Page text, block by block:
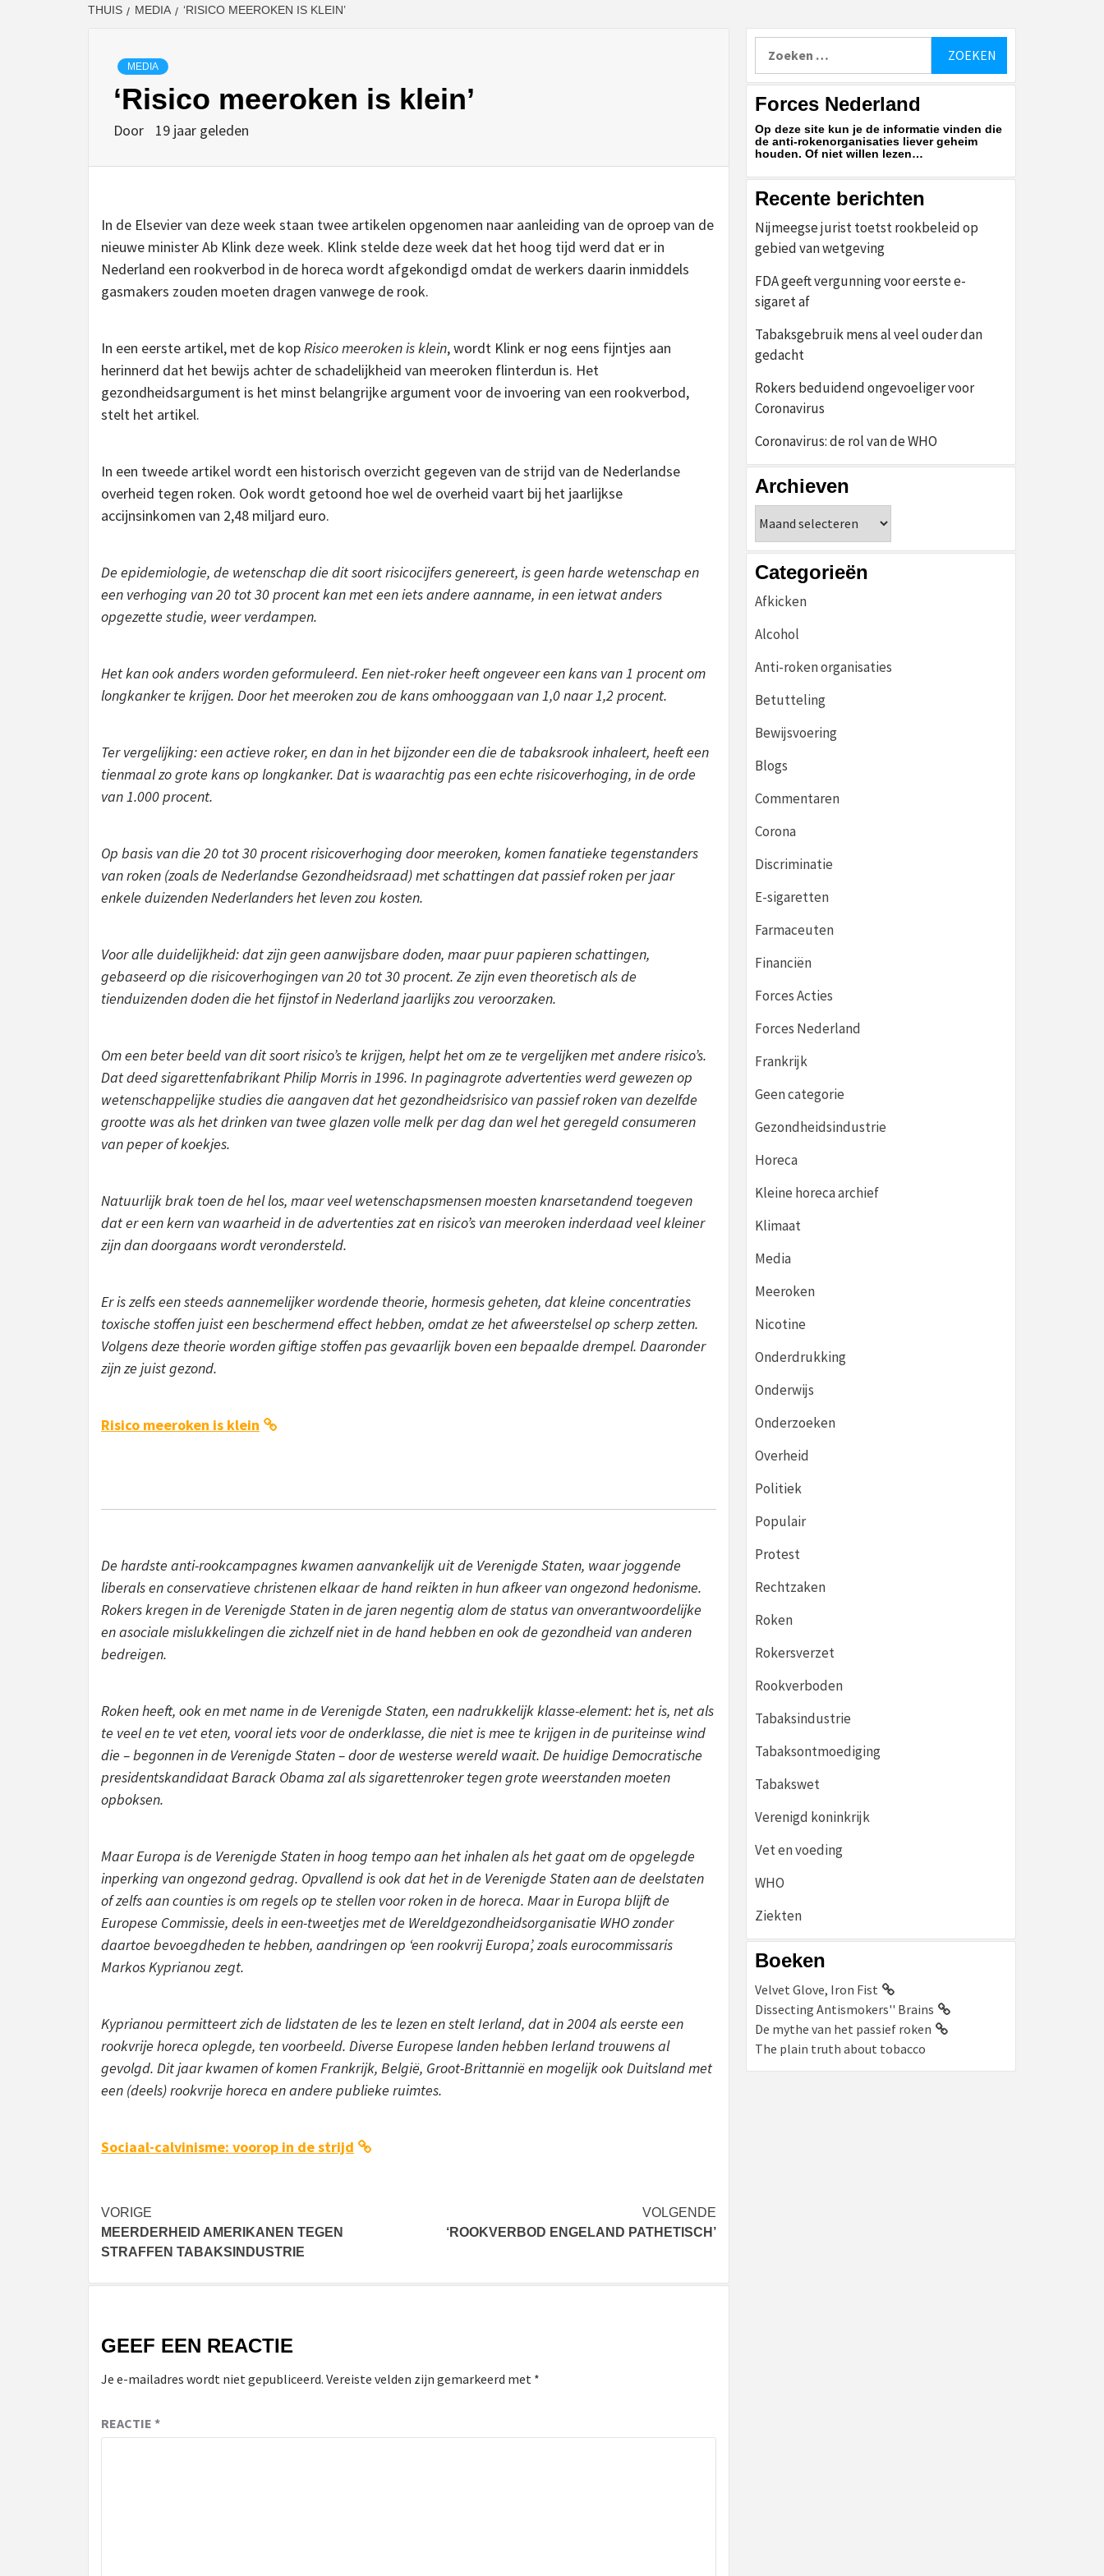
THUIS MEDIA ‘RISICO MEEROKEN IS KLEIN’
MEDIA
‘Risico meeroken is klein’
Door 19 jaar geleden
In de Elsevier van deze week staan twee artikelen opgenomen naar aanleiding van de oproep van de
nieuwe minister Ab Klink deze week. Klink stelde deze week dat het hoog tijd werd dat er in
Nederland een rookverbod in de horeca wordt afgekondigd omdat de werkers daarin inmiddels
gasmakers zouden moeten dragen vanwege de rook.
In een eerste artikel, met de kop Risico meeroken is klein, wordt Klink er nog eens fijntjes aan
herinnerd dat het bewijs achter de schadelijkheid van meeroken flinterdun is. Het
gezondheidsargument is het minst belangrijke argument voor de invoering van een rookverbod,
stelt het artikel.
In een tweede artikel wordt een historisch overzicht gegeven van de strijd van de Nederlandse
overheid tegen roken. Ook wordt getoond hoe wel de overheid vaart bij het jaarlijkse
accijnsinkomen van 2,48 miljard euro.
De epidemiologie, de wetenschap die dit soort risicocijfers genereert, is geen harde wetenschap en
een verhoging van 20 tot 30 procent kan met een iets andere aanname, in een ietwat anders
opgezette studie, weer verdampen.
Het kan ook anders worden geformuleerd. Een niet-roker heeft ongeveer een kans van 1 procent om
longkanker te krijgen. Door het meeroken zou de kans omhooggaan van 1,0 naar 1,2 procent.
Ter vergelijking: een actieve roker, en dan in het bijzonder een die de tabaksrook inhaleert, heeft een
tienmaal zo grote kans op longkanker. Dat is waarachtig pas een echte risicoverhoging, in de orde
van 1.000 procent.
Op basis van die 20 tot 30 procent risicoverhoging door meeroken, komen fanatieke tegenstanders
van roken (zoals de Nederlandse Gezondheidsraad) met schattingen dat passief roken per jaar
enkele duizenden Nederlanders het leven zou kosten.
Voor alle duidelijkheid: dat zijn geen aanwijsbare doden, maar puur papieren schattingen,
gebaseerd op die risicoverhogingen van 20 tot 30 procent. Ze zijn even theoretisch als de
tienduizenden doden die het fijnstof in Nederland jaarlijks zou veroorzaken.
Om een beter beeld van dit soort risico’s te krijgen, helpt het om ze te vergelijken met andere risico’s.
Dat deed sigarettenfabrikant Philip Morris in 1996. In paginagrote advertenties werd gewezen op
wetenschappelijke studies die aangaven dat het gezondheidsrisico van passief roken van dezelfde
grootte was als het drinken van twee glazen volle melk per dag dan wel het geregeld consumeren
van peper of koekjes.
Natuurlijk brak toen de hel los, maar veel wetenschapsmensen moesten knarsetandend toegeven
dat er een kern van waarheid in de advertenties zat en risico’s van meeroken inderdaad veel kleiner
zijn dan doorgaans wordt verondersteld.
Er is zelfs een steeds aannemelijker wordende theorie, hormesis geheten, dat kleine concentraties
toxische stoffen juist een beschermend effect hebben, omdat ze het afweerstelsel op scherp zetten.
Volgens deze theorie worden giftige stoffen pas gevaarlijk boven een bepaalde drempel. Daaronder
zijn ze juist gezond.
Risico meeroken is klein
De hardste anti-rookcampagnes kwamen aanvankelijk uit de Verenigde Staten, waar joggende
liberals en conservatieve christenen elkaar de hand reikten in hun afkeer van ongezond hedonisme.
Rokers kregen in de Verenigde Staten in de jaren negentig alom de status van onverantwoordelijke
en asociale mislukkelingen die zichzelf niet in de hand hebben en ook de gezondheid van anderen
bedreigen.
Roken heeft, ook en met name in de Verenigde Staten, een nadrukkelijk klasse-element: het is, net als
te veel en te vet eten, vooral iets voor de onderklasse, die niet is mee te krijgen in de puriteinse wind
die – begonnen in de Verenigde Staten – door de westerse wereld waait. De huidige Democratische
presidentskandidaat Barack Obama zal als sigarettenroker tegen grote weerstanden moeten
opboksen.
Maar Europa is de Verenigde Staten in hoog tempo aan het inhalen als het gaat om de opgelegde
inperking van ongezond gedrag. Opvallend is ook dat het in de Verenigde Staten aan de deelstaten
of zelfs aan counties is om regels op te stellen voor roken in de horeca. Maar in Europa blijft de
Europese Commissie, deels in een-tweetjes met de Wereldgezondheidsorganisatie WHO zonder
daartoe bevoegdheden te hebben, aandringen op ‘een rookvrij Europa’, zoals eurocommissaris
Markos Kyprianou zegt.
Kyprianou permitteert zich de lidstaten de les te lezen en stelt Ierland, dat in 2004 als eerste een
rookvrije horeca oplegde, ten voorbeeld. Diverse Europese landen hebben Ierland trouwens al
gevolgd. Dit jaar kwamen of komen Frankrijk, België, Groot-Brittannië en mogelijk ook Duitsland met
een (deels) rookvrije horeca en andere publieke ruimtes.
Sociaal-calvinisme: voorop in de strijd
Bericht
navigatie
VORIGE
MEERDERHEID AMERIKANEN TEGEN
STRAFFEN TABAKSINDUSTRIE
VOLGENDE
‘ROOKVERBOD ENGELAND PATHETISCH’
GEEF EEN REACTIE
Je e-mailadres wordt niet gepubliceerd. Vereiste velden zijn gemarkeerd met *
REACTIE *
naar:
Forces Nederland
Op deze site kun je de informatie vinden die
de anti-rokenorganisaties liever geheim
houden. Of niet willen lezen…
Recente berichten
Nijmeegse jurist toetst rookbeleid op
gebied van wetgeving
FDA geeft vergunning voor eerste e-
sigaret af
Tabaksgebruik mens al veel ouder dan
gedacht
Rokers beduidend ongevoeliger voor
Coronavirus
Coronavirus: de rol van de WHO
Archieven
Categorieën
Afkicken
Alcohol
Anti-roken organisaties
Betutteling
Bewijsvoering
Blogs
Commentaren
Corona
Discriminatie
E-sigaretten
Farmaceuten
Financiën
Forces Acties
Forces Nederland
Frankrijk
Geen categorie
Gezondheidsindustrie
Horeca
Kleine horeca archief
Klimaat
Media
Meeroken
Nicotine
Onderdrukking
Onderwijs
Onderzoeken
Overheid
Politiek
Populair
Protest
Rechtzaken
Roken
Rokersverzet
Rookverboden
Tabaksindustrie
Tabaksontmoediging
Tabakswet
Verenigd koninkrijk
Vet en voeding
WHO
Ziekten
Boeken
Velvet Glove, Iron Fist
Dissecting Antismokers'' Brains
De mythe van het passief roken
The plain truth about tobacco